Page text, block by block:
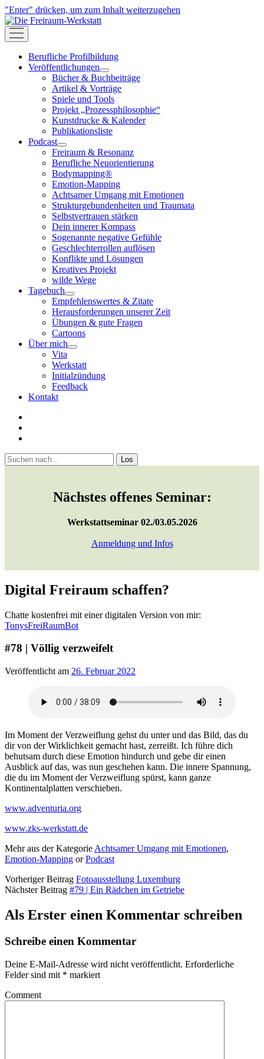
"Enter" drücken, um zum Inhalt weiterzugehen
Die
Freiraum-
Werkstatt
open
menu
Berufliche Profilbildung
Veröffentlichungen
open
menu
Bücher & Buchbeiträge
Artikel & Vorträge
Spiele und Tools
Projekt „Prozessphilosophie“
Kunstdrucke & Kalender
Publikationsliste
Podcast
open
menu
Freiraum & Resonanz
Berufliche Neuorientierung
Bodymapping®
Emotion-Mapping
Achtsamer Umgang mit Emotionen
Strukturgebundenheiten und Traumata
Selbstvertrauen stärken
Dein innerer Kompass
Sogenannte negative Gefühle
Geschlechterrollen auflösen
Konflikte und Lösungen
Kreatives Projekt
wilde Wege
Tagebuch
open
menu
Empfehlenswertes & Zitate
Herausforderungen unserer Zeit
Übungen & gute Fragen
Cartoons
Über mich
open
Vita
Werkstatt
Initialzündung
Feedback
Kontakt
Sidebar
Suchen
Nächstes offenes Seminar:
Werkstattseminar 02./03.05.2026
Anmeldung und Infos
Digital Freiraum schaffen?
Chatte kostenfrei mit einer digitalen Version von mir:
TonysFreiRaumBot
#78 | Völlig verzweifelt
Veröffentlicht am 26. Februar 2022
Im Moment der Verzweiflung gehst du unter und das Bild, das du
dir von der Wirklichkeit gemacht hast, zerreißt. Ich führe dich
behutsam durch diese Emotion hindurch und gebe dir einen
Ausblick auf das, was nun geschehen kann. Die innere Spannung,
die du im Moment der Verzweiflung spürst, kann ganze
Kontinentalplatten verschieben.
www.adventuria.org
www.zks-werkstatt.de
Mehr aus der Kategorie Achtsamer Umgang mit Emotionen,
Emotion-Mapping orPodcast
Vorheriger Beitrag Fotoausstellung Luxemburg
Nächster Beitrag #79 | Ein Rädchen im Getriebe
Als Erster einen Kommentar schreiben
Schreibe einen Kommentar
Deine E-Mail-Adresse wird nicht veröffentlicht. Erforderliche
Felder sind mit * markiert
Comment